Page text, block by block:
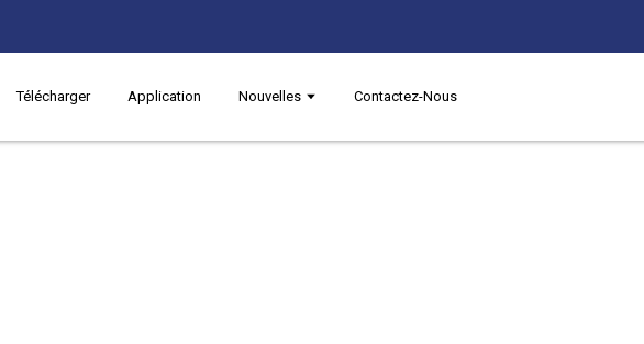
Télécharger Application Nouvelles Contactez-Nous